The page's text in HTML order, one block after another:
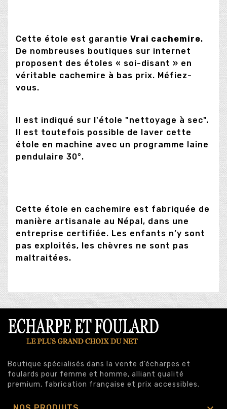
Cette étole est garantie Vrai cachemire.
De nombreuses boutiques sur internet
proposent des étoles « soi-disant » en
véritable cachemire à bas prix. Méfiez-
vous.
Il est indiqué sur l'étole "nettoyage à sec".
Il est toutefois possible de laver cette
étole en machine avec un programme laine
pendulaire 30°.
Cette étole en cachemire est fabriquée de
manière artisanale au Népal, dans une
entreprise certifiée. Les enfants n’y sont
pas exploités, les chèvres ne sont pas
maltraitées.
Boutique spécialisés dans la vente d’écharpes et
foulards pour femme et homme, alliant qualité
premium, fabrication française et prix accessibles.